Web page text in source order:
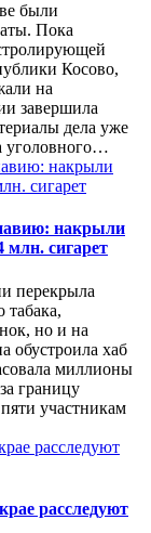
были
Пока
Косово,
на
завершила
дела уже
уголовного…
накрыли
млн. сигарет
перекрыла
табака,
но и на
обустроила хаб
миллионы
границу
участникам
расследуют